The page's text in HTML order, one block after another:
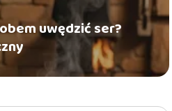
uwędzić ser?